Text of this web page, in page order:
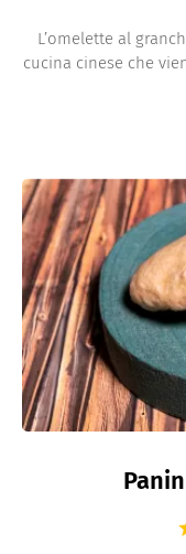
L’omelette al
cucina cinese che